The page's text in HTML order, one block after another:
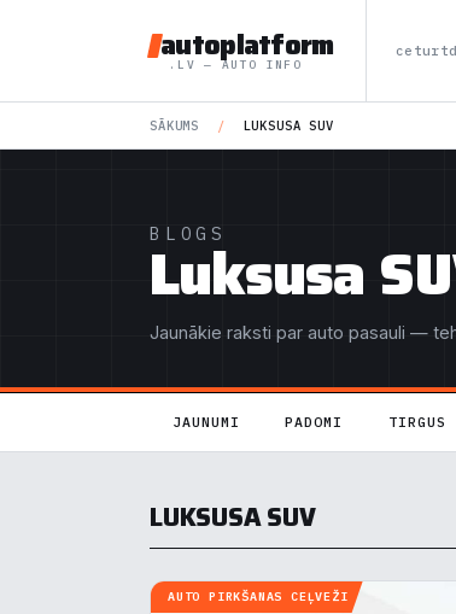
autoplatform
.LV — AUTO INFO
SĀKUMS / LUKSUSA SUV
BLOGS
Luksusa
Jaunākie raksti par auto pasauli —
JAUNUMI PADOMI TIRGUS
LUKSUSA SUV
AUTO PIRKŠANAS CEĻVEŽI